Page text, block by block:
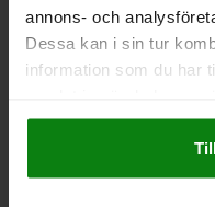
annons- och
Dessa kan i sin tur
information som du har
Impressum|
FÖRNICKLAD,